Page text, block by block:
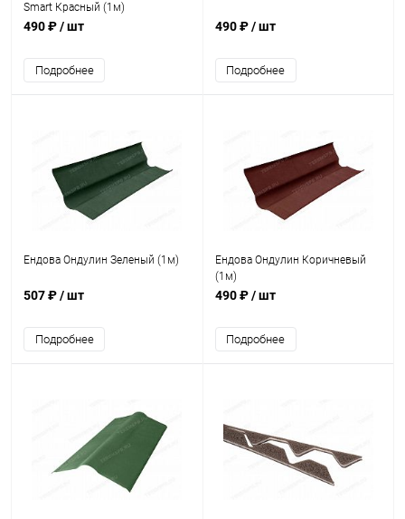
Smart Красный (1м)
490 ₽/ шт
Подробнее
490 ₽/ шт
Подробнее
Ендова Ондулин Зеленый (1м)
507 ₽/ шт
Подробнее
Ендова Ондулин Коричневый
(1м)
490 ₽/ шт
Подробнее